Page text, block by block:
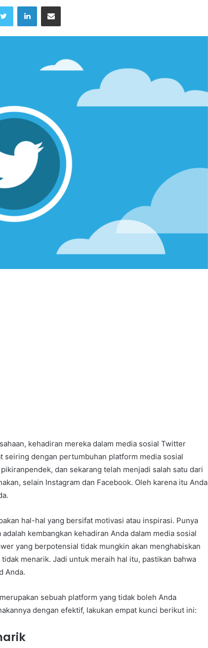
kehadiran mereka dalam media sosial Twitter
seiring dengan pertumbuhan platform media sosial
dan sekarang telah menjadi salah satu dari
selain Instagram dan Facebook. Oleh karena itu Anda
hal-hal yang bersifat motivasi atau inspirasi. Punya
kembangkan kehadiran Anda dalam media sosial
yang berpotensial tidak mungkin akan menghabiskan
menarik. Jadi untuk meraih hal itu, pastikan bahwa
Anda.
sebuah platform yang tidak boleh Anda
dengan efektif, lakukan empat kunci berikut ini: